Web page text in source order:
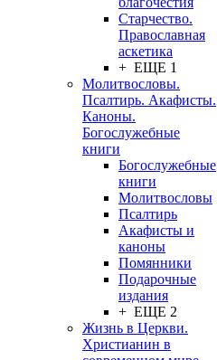
Старчество.
Православная
аскетика
+ ЕЩЕ 1
Молитвословы.
Псалтирь. Акафисты.
Каноны.
Богослужебные
книги
Богослужебные
книги
Молитвословы
Псалтирь
Акафисты и
каноны
Помянники
Подарочные
издания
+ ЕЩЕ 2
Жизнь в Церкви.
Христианин в